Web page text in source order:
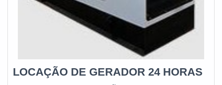
LOCAÇÃO DE GERADOR 24 HORAS